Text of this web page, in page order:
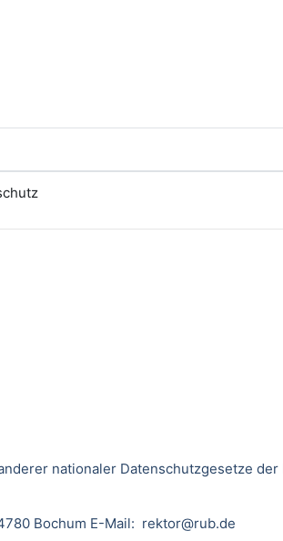
nationaler Datenschutzgesetze
Bochum E-Mail: rektor@rub.de